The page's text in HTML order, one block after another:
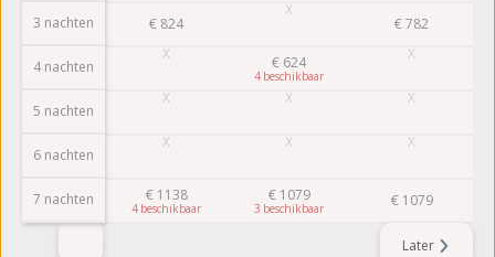
Later
3 nachten
4 nachten
5 nachten
6 nachten
7 nachten
€ 824
€ 1138
4
€ 624
4
€ 1079
3
€782
€ 1079